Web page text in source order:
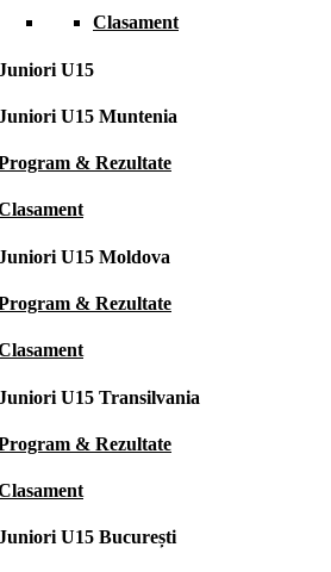
Clasament
U15
U15 Muntenia
& Rezultate
U15 Moldova
& Rezultate
U15 Transilvania
& Rezultate
U15 București